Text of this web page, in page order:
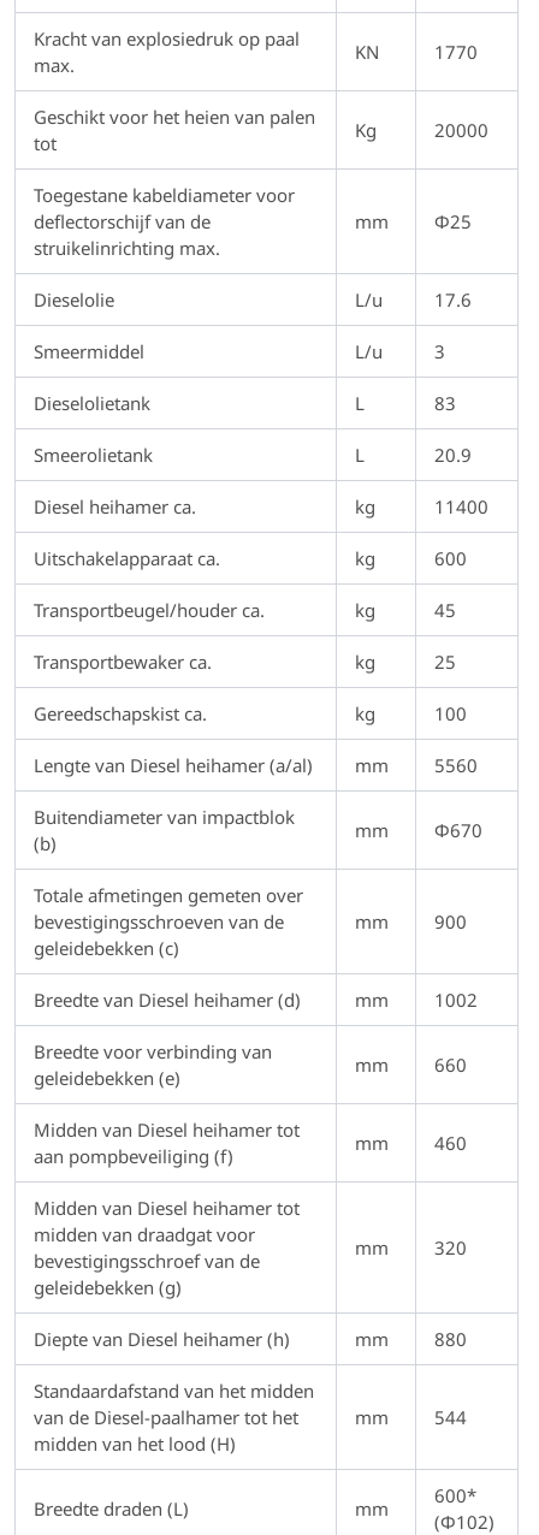
Kracht van explosiedruk op paal
max.
KN 1770
Geschikt voor het heien van palen
tot
Kg 20000
Toegestane kabeldiameter voor
deflectorschijf van de
struikelinrichting max.
mm Φ25
Dieselolie L/u 17.6
Smeermiddel L/u 3
Dieselolietank L 83
Smeerolietank L 20.9
Diesel heihamer ca. kg 11400
Uitschakelapparaat ca. kg 600
Transportbeugel/houder ca. kg 45
Transportbewaker ca. kg 25
Gereedschapskist ca. kg 100
Lengte van Diesel heihamer (a/al) mm 5560
Buitendiameter van impactblok
(b)
mm Φ670
Totale afmetingen gemeten over
bevestigingsschroeven van de
geleidebekken (c)
mm 900
Breedte van Diesel heihamer (d) mm 1002
Breedte voor verbinding van
geleidebekken (e)
mm 660
Midden van Diesel heihamer tot
aan pompbeveiliging (f)
mm 460
Midden van Diesel heihamer tot
midden van draadgat voor
bevestigingsschroef van de
geleidebekken (g)
mm 320
Diepte van Diesel heihamer (h) mm 880
Standaardafstand van het midden
van de Diesel-paalhamer tot het
midden van het lood (H)
mm 544
Breedte draden (L) mm
600*
(Φ102)